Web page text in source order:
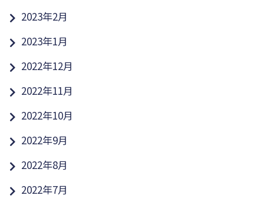
2023年2月
2023年1月
2022年12月
2022年11月
2022年10月
2022年9月
2022年8月
2022年7月